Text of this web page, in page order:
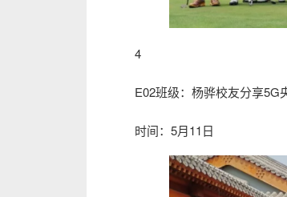
4
E02班级：杨骅校友分享5G
时间：5月11日